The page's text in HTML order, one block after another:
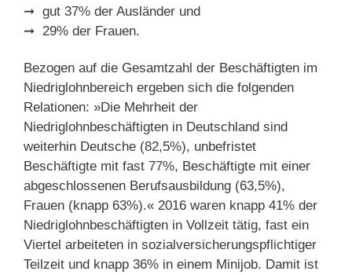
➞ gut 37% der Ausländer und
➞ 29% der Frauen.
Bezogen auf die Gesamtzahl der Beschäftigten im
Niedriglohnbereich ergeben sich die folgenden
Relationen: »Die Mehrheit der
Niedriglohnbeschäftigten in Deutschland sind
weiterhin Deutsche (82,5%), unbefristet
Beschäftigte mit fast 77%, Beschäftigte mit einer
abgeschlossenen Berufsausbildung (63,5%),
Frauen (knapp 63%).« 2016 waren knapp 41% der
Niedriglohnbeschäftigten in Vollzeit tätig, fast ein
Viertel arbeiteten in sozialversicherungspflichtiger
Teilzeit und knapp 36% in einem Minijob. Damit ist